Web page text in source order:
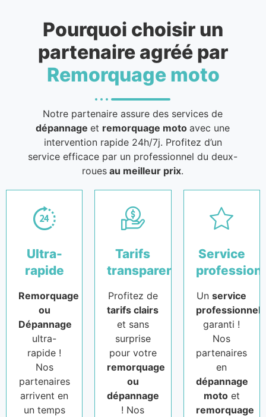
Pourquoi choisir un
partenaire agréé par
Remorquage moto
Notre partenaire assure des services de
dépannageet remorquage motoavec une
intervention rapide 24h/7j. Profitez d’un
service efficace par un professionnel du deux-
roues au meilleur prix.
Ultra-
rapide
Remorquage
ou
Dépannage
ultra-
rapide !
Nos
partenaires
arrivent en
un temps
Tarifs
transparents
Profitez de
tarifs clairs
et sans
surprise
pour votre
remorquage
ou
dépannage
! Nos
Service
Unservice
professionnel
garanti !
Nos
partenaires
en
dépannage
motoet
remorquage